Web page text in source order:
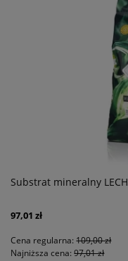
Substrat mineralny
97,01 zł
Cena regularna:109,00 zł
Najniższa cena:97,01 zł